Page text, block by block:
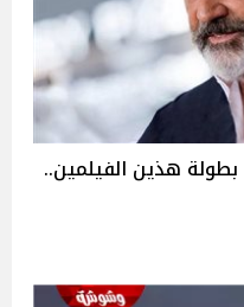
هذين الفيلمين..